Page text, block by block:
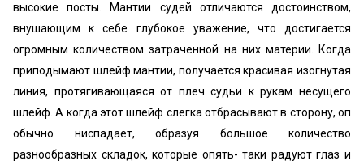
высокие посты. Мантии судей отличаются достоинством,
внушающим к себе глубокое уважение, что достигается
огромным количеством затраченной на них материи. Когда
приподымают шлейф мантии, получается красивая изогнутая
линия, протягивающаяся от плеч судьи к рукам несущего
шлейф. А когда этот шлейф слегка отбрасывают в сторону, оп
обычно ниспадает, образуя большое количество
разнообразных складок, которые опять- таки радуют глаз и